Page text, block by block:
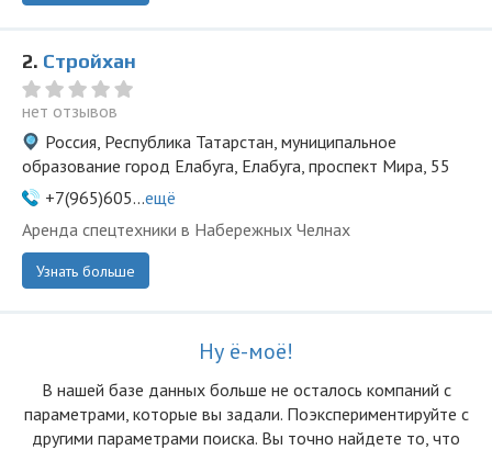
2. Стройхан
нет отзывов
Россия, Республика Татарстан, муниципальное
образование город Елабуга, Елабуга, проспект Мира, 55
+7(965)605...ещё
Аренда спецтехники в Набережных Челнах
Узнать больше
Ну ё-моё!
В нашей базе данных больше не осталоcь компаний с
параметрами, которые вы задали. Поэкспериментируйте с
другими параметрами поиска. Вы точно найдете то, что